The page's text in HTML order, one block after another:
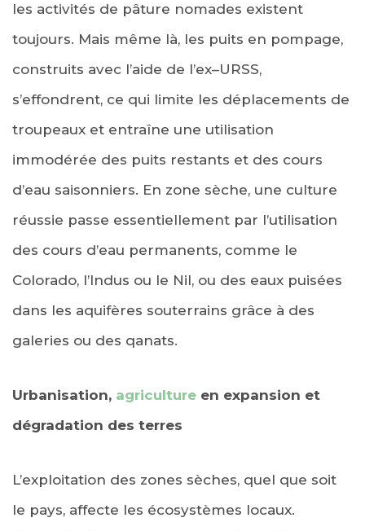
les activités de pâture nomades existent
toujours. Mais même là, les puits en pompage,
construits avec l’aide de l’ex–URSS,
s’effondrent, ce qui limite les déplacements de
troupeaux et entraîne une utilisation
immodérée des puits restants et des cours
d’eau saisonniers. En zone sèche, une culture
réussie passe essentiellement par l’utilisation
des cours d’eau permanents, comme le
Colorado, l’Indus ou le Nil, ou des eaux puisées
dans les aquifères souterrains grâce à des
galeries ou des qanats.
Urbanisation, agriculture en expansion et
dégradation des terres
L’exploitation des zones sèches, quel que soit
le pays, affecte les écosystèmes locaux.